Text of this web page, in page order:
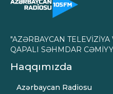
"AZƏRBAYCAN
QAPALI SƏHMDAR
Haqqımızda
Azərbaycan Radiosu